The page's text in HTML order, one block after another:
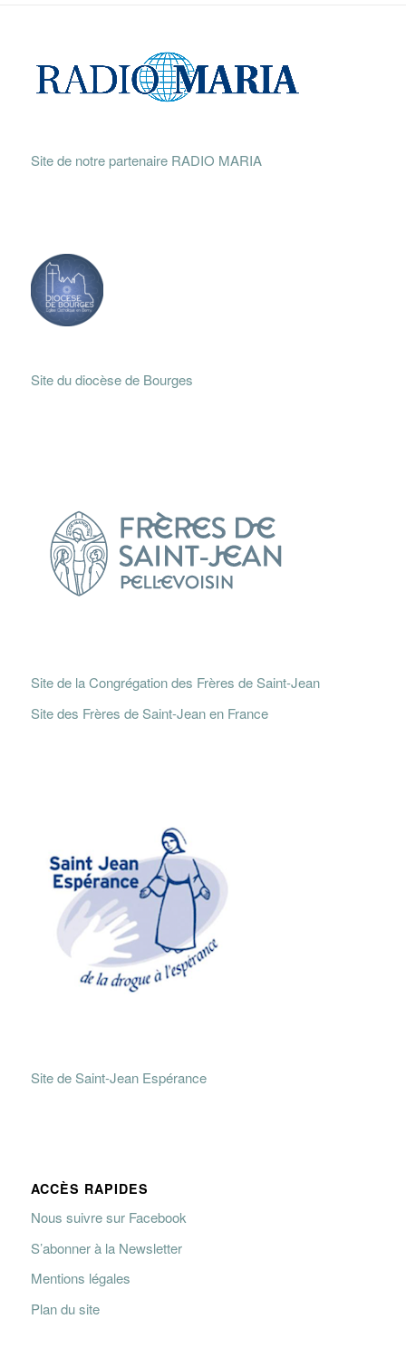
Site de notre partenaire RADIO MARIA
Site du diocèse de Bourges
Site de la Congrégation des Frères de Saint-Jean
Site des Frères de Saint-Jean en France
Site de Saint-Jean Espérance
ACCÈS RAPIDES
Nous suivre sur Facebook
S’abonner à la Newsletter
Mentions légales
Plan du site